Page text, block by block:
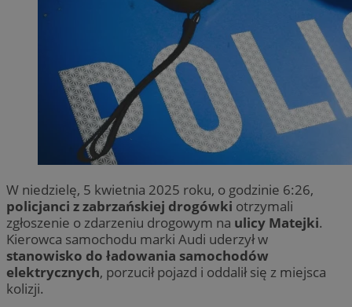
W niedzielę, 5 kwietnia 2025 roku, o godzinie 6:26,
policjanci z zabrzańskiej drogówki otrzymali
zgłoszenie o zdarzeniu drogowym na ulicy Matejki.
Kierowca samochodu marki Audi uderzył w
stanowisko do ładowania samochodów
elektrycznych, porzucił pojazd i oddalił się z miejsca
kolizji.